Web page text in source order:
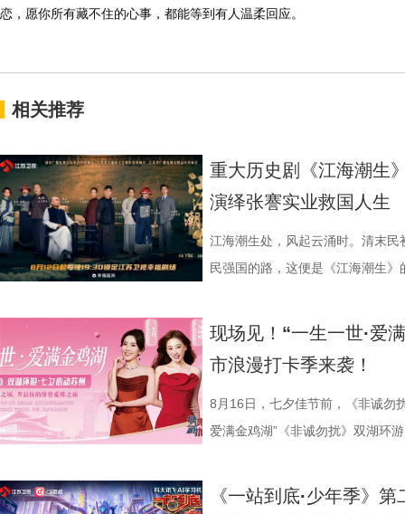
恋，愿你所有藏不住的心事，都能等到 有人温柔 回应。
相关推荐
重大历史剧《江海潮生
演绎张謇实业救国人生
江海潮生处，风起云涌时。清末
民强国的路，这便是《江海潮生
材文艺创作资助项目、 江苏省广
份有限公司、中共南通市委宣传
衔主演（按姓氏笔画排序），打
的人生历程，引领观众在百年时光
正剧框架 讲述一位“状元”的
现场见！“一生一世·爱
市浪漫打卡季来袭！
8月16日，七夕佳节前，《非诚勿
爱满金鸡湖”《非诚勿扰》双湖环
《非诚勿扰》节目组联合苏州工
《一站到底·少年季》